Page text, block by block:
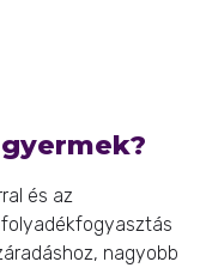
és az
nagyobb